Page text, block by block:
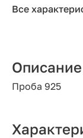
Все
Описание
Проба 925